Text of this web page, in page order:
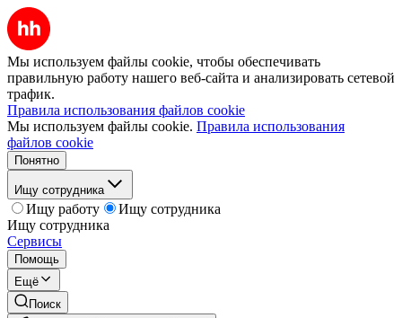
Мы используем файлы cookie, чтобы обеспечивать
правильную работу нашего веб-сайта и анализировать сетевой
трафик.
Правила использования файлов cookie
Мы используем файлы cookie. Правила использования
файлов cookie
Понятно
Ищу сотрудника
Ищу работу
Ищу сотрудника
Ищу сотрудника
Сервисы
Помощь
Ещё
Поиск